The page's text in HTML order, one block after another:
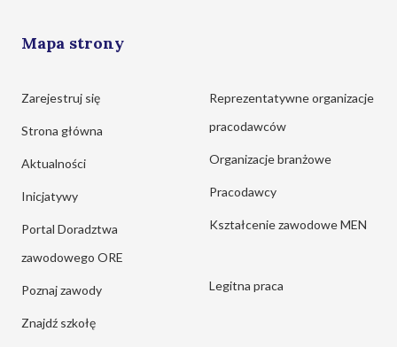
Mapa strony
Zarejestruj się
Strona główna
Aktualności
Inicjatywy
Portal Doradztwa
zawodowego ORE
Poznaj zawody
Znajdź szkołę
Reprezentatywne organizacje
pracodawców
Organizacje branżowe
Pracodawcy
Kształcenie zawodowe MEN
Legitna praca